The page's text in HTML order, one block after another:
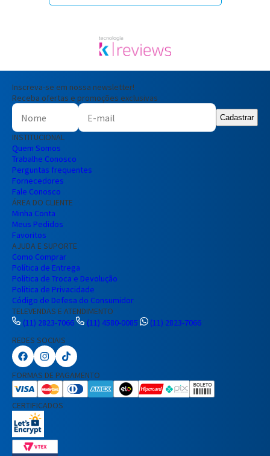
Inscreva-se em nossa newsletter!
Receba ofertas e promoções exclusivas
Cadastrar
INSTITUCIONAL
Quem Somos
Trabalhe Conosco
Perguntas frequentes
Fornecedores
Fale Conosco
ÁREA DO CLIENTE
Minha Conta
Meus Pedidos
Favoritos
AJUDA E SUPORTE
Como Comprar
Política de Entrega
Política de Troca e Devolução
Política de Privacidade
Código de Defesa do Consumidor
TELEVENDAS E ATENDIMENTO
(11) 2823-7066
(11) 4580-0085
(11) 2823-7066
REDES SOCIAIS
FORMAS DE PAGAMENTO
CERTIFICADOS
Nome Completo